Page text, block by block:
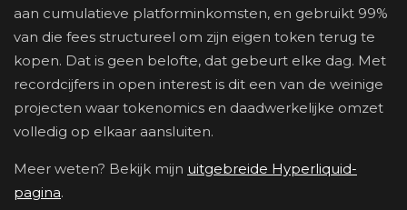
aan cumulatieve platforminkomsten, en gebruikt 99%
van die fees structureel om zijn eigen token terug te
kopen. Dat is geen belofte, dat gebeurt elke dag. Met
recordcijfers in open interest is dit een van de weinige
projecten waar tokenomics en daadwerkelijke omzet
volledig op elkaar aansluiten.
Meer weten? Bekijk mijn uitgebreide Hyperliquid-
pagina.